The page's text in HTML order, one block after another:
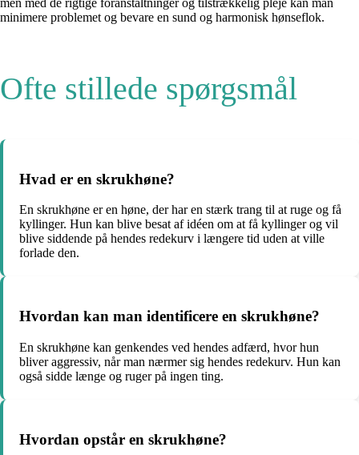
men med de rigtige foranstaltninger og tilstrækkelig pleje kan man
minimere problemet og bevare en sund og harmonisk hønseflok.
Ofte stillede spørgsmål
Hvad er en skrukhøne?
En skrukhøne er en høne, der har en stærk trang til at ruge og få
kyllinger. Hun kan blive besat af idéen om at få kyllinger og vil
blive siddende på hendes redekurv i længere tid uden at ville
forlade den.
Hvordan kan man identificere en skrukhøne?
En skrukhøne kan genkendes ved hendes adfærd, hvor hun
bliver aggressiv, når man nærmer sig hendes redekurv. Hun kan
også sidde længe og ruger på ingen ting.
Hvordan opstår en skrukhøne?